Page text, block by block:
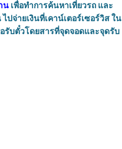
นเพื่อทำการค้นหาเที่ยวรถ และ
จ่ายเงินที่เคาน์เตอร์เซอร์วิส ใน
รับตั๋วโดยสารที่จุดจอดและจุดรับ